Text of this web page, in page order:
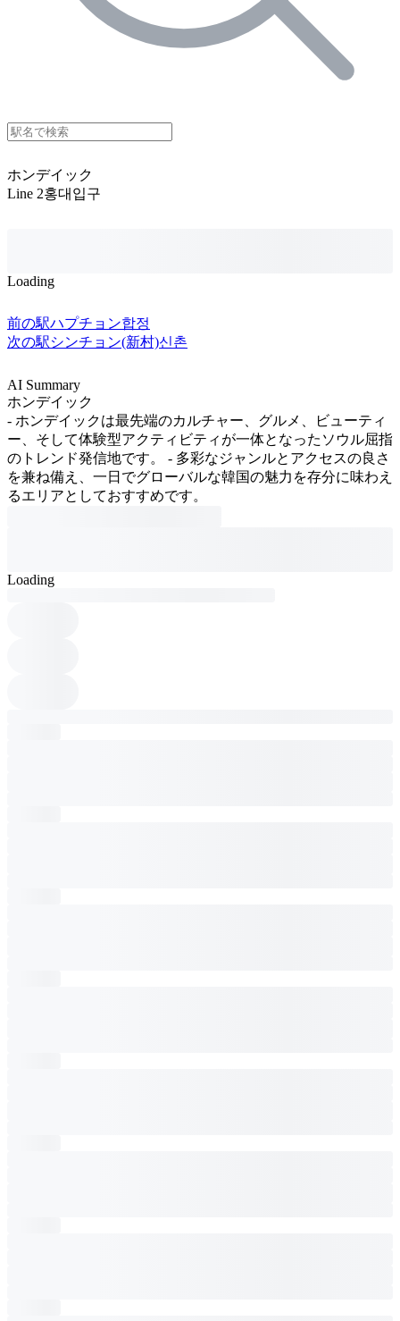
ホンデイック
Line 2홍대입구
Loading
前の駅ハプチョン합정
次の駅シンチョン(新村)신촌
AI Summary
ホンデイック
- ホンデイックは最先端のカルチャー、グルメ、ビューティ
ー、そして体験型アクティビティが一体となったソウル屈指
のトレンド発信地です。 - 多彩なジャンルとアクセスの良さ
を兼ね備え、一日でグローバルな韓国の魅力を存分に味わえ
るエリアとしておすすめです。
Loading